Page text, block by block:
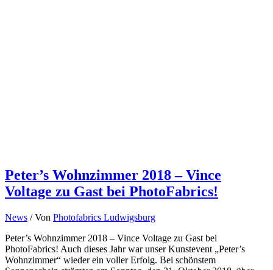
Peter’s Wohnzimmer 2018 – Vince
Voltage zu Gast bei PhotoFabrics!
News / Von Photofabrics Ludwigsburg
Peter’s Wohnzimmer 2018 – Vince Voltage zu Gast bei
PhotoFabrics! Auch dieses Jahr war unser Kunstevent „Peter’s
Wohnzimmer“ wieder ein voller Erfolg. Bei schönstem